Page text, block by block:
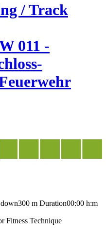
/ Track
011 -
300 m Duration00:00 h:m
Fitness Technique